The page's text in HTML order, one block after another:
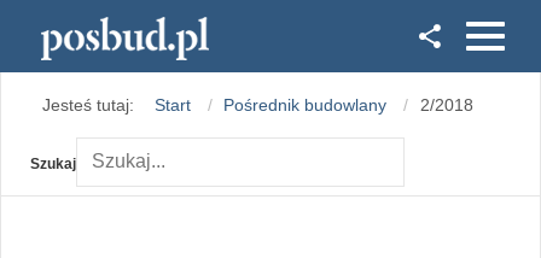
Instagram
Jesteś tutaj: Start Pośrednik budowlany 2/2018
Szukaj